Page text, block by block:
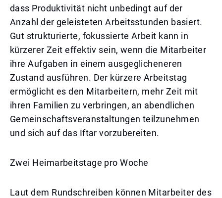
dass Produktivität nicht unbedingt auf der
Anzahl der geleisteten Arbeitsstunden basiert.
Gut strukturierte, fokussierte Arbeit kann in
kürzerer Zeit effektiv sein, wenn die Mitarbeiter
ihre Aufgaben in einem ausgeglicheneren
Zustand ausführen. Der kürzere Arbeitstag
ermöglicht es den Mitarbeitern, mehr Zeit mit
ihren Familien zu verbringen, an abendlichen
Gemeinschaftsveranstaltungen teilzunehmen
und sich auf das Iftar vorzubereiten.
Zwei Heimarbeitstage pro Woche
Laut dem Rundschreiben können Mitarbeiter des